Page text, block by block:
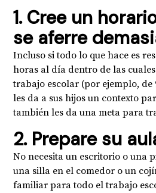
1. Cree un
se aferre
Incluso si todo lo que hace es
horas al día dentro de las
trabajo escolar (por ejemplo, de
les da a sus hijos un contexto
también les da una meta para
2. Prepare su
No necesita un escritorio o una
una silla en el comedor o un
familiar para todo el trabajo